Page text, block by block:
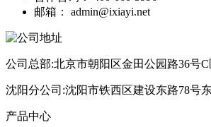
邮箱： admin@ixiayi.net
公司总部:北京市朝阳区金田公园路36号C
沈阳分公司:沈阳市铁西区建设东路78号
产品中心